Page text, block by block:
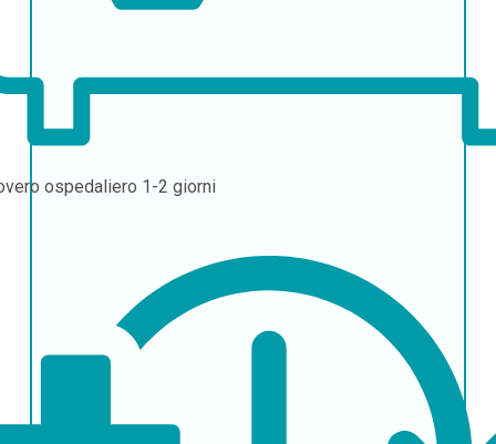
ospedaliero 1-2 giorni